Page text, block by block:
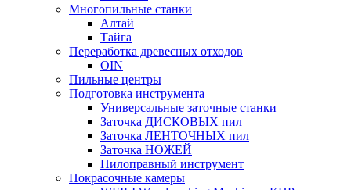
Многопильные станки
Алтай
Тайга
Переработка древесных отходов
OIN
Пильные центры
Подготовка инструмента
Универсальные заточные станки
Заточка ДИСКОВЫХ пил
Заточка ЛЕНТОЧНЫХ пил
Заточка НОЖЕЙ
Пилоправный инструмент
Покрасочные камеры